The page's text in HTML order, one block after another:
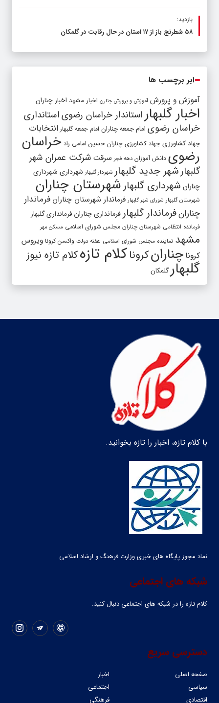
بازدید:
۵۸ شطرنج‌ باز از ۱۷ استان در حال رقابت در گلمکان
ابر برچسب ها
آموزش و پرورش آموزش و پرورش چنارن اخبار مشهد اخبار چناران
اخبار گلبهار استاندار خراسان رضویاستانداری
خراسان رضوی امام جمعه چناران امام جمعه گلبهار انتخابات
جهاد کشاورزی جهاد کشاورزی چناران حسین امامی راد خراسان
رضوی دانش آموزان دهه فجر سرقت شرکت عمران شهر
گلبهارشهر جدید گلبهار شهردار گلبهار شهرداری شهرداری
چناران شهرداری گلبهار شهرستان چناران
شهرستان گلبهار شورای شهر گلبهار فرماندار شهرستان چناران فرماندار
چنارانفرماندار گلبهار فرمانداری چناران فرمانداری گلبهار
فرمانده انتظامی شهرستان چناران مجلس شورای اسلامی مسکن مهر
مشهد نماینده مجلس شورای اسلامی هفته دولت واکسن کرونا ویروس
کرونا چنارانکروناکلام تازهکلام تازه نیوز
گلبهارگلمکان
با کلام تازه، اخبار را تازه بخوانید.
نماد مجوز پایگاه های خبری وزارت فرهنگ و ارشاد اسلامی
شبکه های اجتماعی
کلام تازه را در شبکه ‌های اجتماعی دنبال کنید.
دسترسی سریع
صفحه اصلی
اخبار
سیاسی
اجتماعی
اقتصادی
فرهنگی